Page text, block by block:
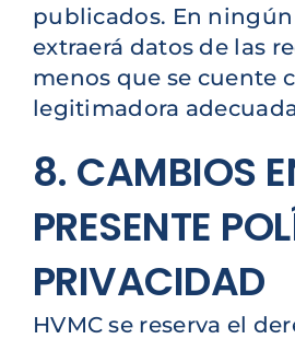
publicados. En ningún
extraerá datos de las
menos que se cuente
legitimadora
8. CAMBIOS
PRESENTE
PRIVACIDAD
HVMC se reserva el